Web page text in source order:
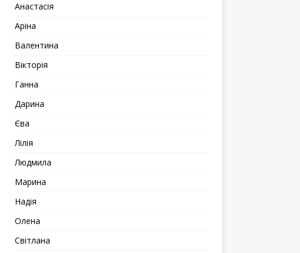
Анастасія
Аріна
Валентина
Вікторія
Ганна
Дарина
Єва
Лілія
Людмила
Марина
Надія
Олена
Світлана